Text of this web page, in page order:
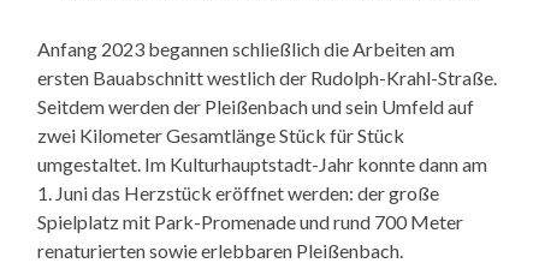
Anfang 2023 begannen schließlich die Arbeiten am
ersten Bauabschnitt westlich der Rudolph-Krahl-Straße.
Seitdem werden der Pleißenbach und sein Umfeld auf
zwei Kilometer Gesamtlänge Stück für Stück
umgestaltet. Im Kulturhauptstadt-Jahr konnte dann am
1. Juni das Herzstück eröffnet werden: der große
Spielplatz mit Park-Promenade und rund 700 Meter
renaturierten sowie erlebbaren Pleißenbach.